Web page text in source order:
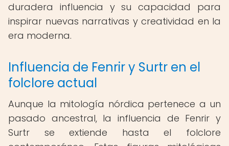
duradera influencia y su capacidad para
inspirar nuevas narrativas y creatividad en la
era moderna.
Influencia de Fenrir y Surtr en el
folclore actual
Aunque la mitología nórdica pertenece a un
pasado ancestral, la influencia de Fenrir y
Surtr se extiende hasta el folclore